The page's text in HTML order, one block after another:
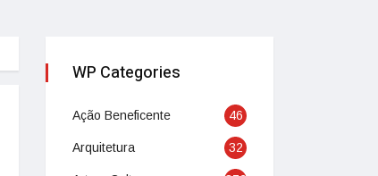
WP Categories
Ação Beneficente 46
Arquitetura 32